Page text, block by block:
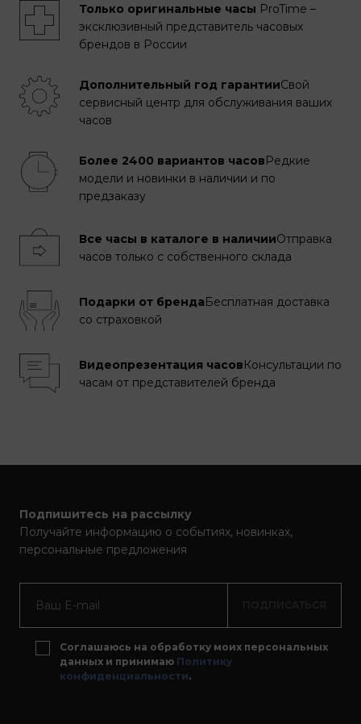
Только оригинальные часы ProTime –
эксклюзивный представитель часовых
брендов в России
Дополнительный год гарантииСвой
сервисный центр для обслуживания ваших
часов
Более 2400 вариантов часовРедкие
модели и новинки в наличии и по
предзаказу
Все часы в каталоге в наличииОтправка
часов только с собственного склада
Подарки от брендаБесплатная доставка
со страховкой
Видеопрезентация часовКонсультации по
часам от представителей бренда
Подпишитесь на рассылку
Получайте информацию о событиях, новинках,
персональные предложения
Соглашаюсь на обработку моих персональных
данных и принимаю Политику
конфиденциальности.